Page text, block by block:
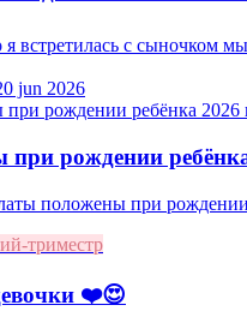
встретилась с сыночком
jun 2026
рождении
положены при рождении
триместр
❤️😍